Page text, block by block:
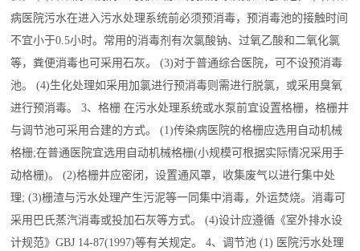
病医院污水在进入污水处理系统前必须预消毒，预消毒池的接触时间
不宜小于0.5小时。常用的消毒剂有次氯酸钠、过氧乙酸和二氧化氯
等，粪便消毒也可采用石灰。 (3)对于普通综合医院，可不设预消毒
池。 (4)生化处理如采用加氯进行预消毒则需进行脱氯，或采用臭氧
进行预消毒。 3、格栅 在污水处理系统或水泵前宜设置格栅，格栅井
与调节池可采用合建的方式。 (1)传染病医院的格栅应选用自动机械
格栅;在普通医院宜选用自动机械格栅(小规模可根据实际情况采用手
动格栅)。 (2)格栅井应密闭，设置通风罩，收集废气以进行集中处
理; (3)栅渣与污水处理产生污泥等一同集中消毒，外运焚烧。消毒可
采用巴氏蒸汽消毒或投加石灰等方式。 (4)设计应遵循《室外排水设
计规范》GBJ 14-87(1997)等有关规定。 4、调节池 (1) 医院污水处理